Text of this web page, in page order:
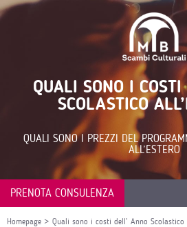
QUALI SONO I COSTI
SCOLASTICO
QUALI SONO I PREZZI DEL
ALL’ESTERO
PRENOTA CONSULENZA
Homepage > Quali sono i costi dell’ Anno Scolastico